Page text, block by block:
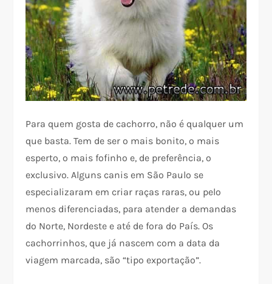
Para quem gosta de cachorro, não é qualquer um
que basta. Tem de ser o mais bonito, o mais
esperto, o mais fofinho e, de preferência, o
exclusivo. Alguns canis em São Paulo se
especializaram em criar raças raras, ou pelo
menos diferenciadas, para atender a demandas
do Norte, Nordeste e até de fora do País. Os
cachorrinhos, que já nascem com a data da
viagem marcada, são “tipo exportação”.